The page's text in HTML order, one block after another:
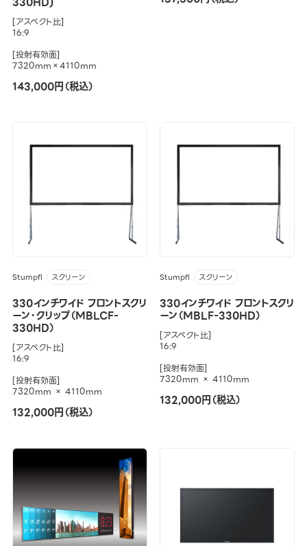
[アスペクト比]
16:9
[投射有効面]
7320mm×4110mm
143,000円（税込）
Stumpfl スクリーン
330インチワイド フロントスクリ
ーン・クリップ（MBLCF-
330HD）
[アスペクト比]
16:9
[投射有効面]
7320mm × 4110mm
132,000円（税込）
Stumpfl スクリーン
330インチワイド フロントスクリ
ーン（MBLF-330HD）
[アスペクト比]
16:9
[投射有効面]
7320mm × 4110mm
132,000円（税込）